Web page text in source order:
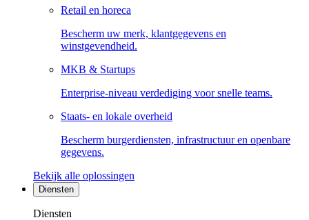
Retail en horeca
Bescherm uw merk, klantgegevens en
winstgevendheid.
MKB & Startups
Enterprise-niveau verdediging voor snelle teams.
Staats- en lokale overheid
Bescherm burgerdiensten, infrastructuur en openbare
gegevens.
Bekijk alle oplossingen
Diensten
Diensten